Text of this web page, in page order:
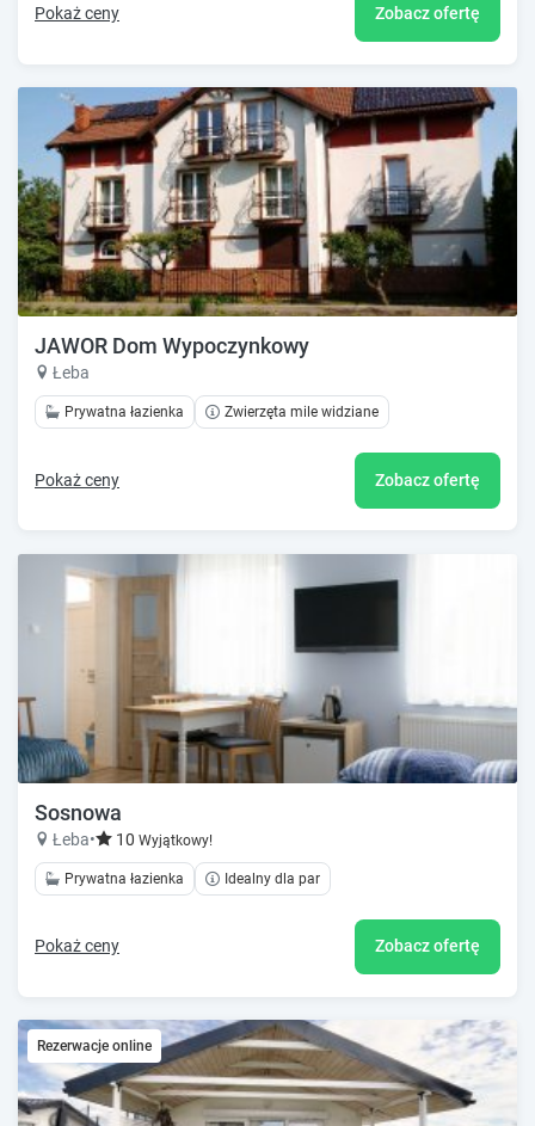
Pokaż ceny Zobacz ofertę
JAWOR Dom Wypoczynkowy
Łeba
Prywatna łazienka Zwierzęta mile widziane
Pokaż ceny Zobacz ofertę
Sosnowa
Łeba• 10 Wyjątkowy!
Prywatna łazienka Idealny dla par
Pokaż ceny Zobacz ofertę
Rezerwacje online